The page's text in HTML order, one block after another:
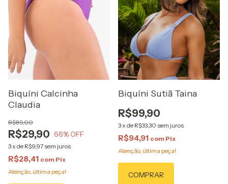
Biquíni Calcinha
Claudia
R$29,90
R$89,00
66% OFF
3 x de R$9,97 sem juros
R$28,41 com Pix
Atenção, última peça!
Biquíni Sutiã Taina
R$99,90
3 x de R$33,30 sem juros
R$94,91 com Pix
Atenção, última peça!
COMPRAR